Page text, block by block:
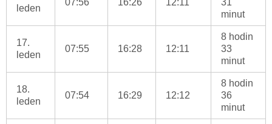
leden
07:56 16:26 12:11
31
minut
17.
leden
07:55 16:28 12:11
8 hodin
33
minut
18.
leden
07:54 16:29 12:12
8 hodin
36
minut